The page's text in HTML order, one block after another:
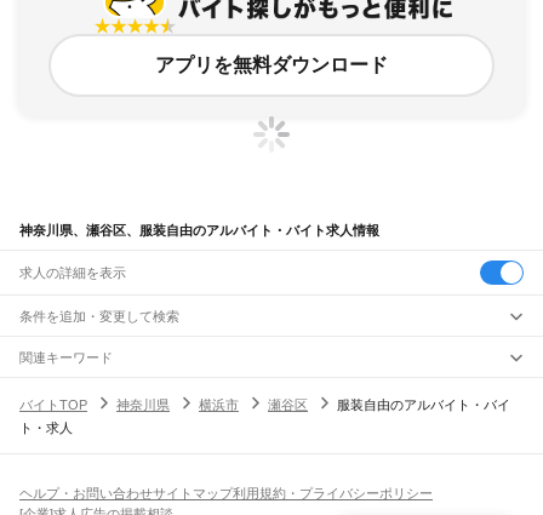
アプリを無料ダウンロード
神奈川県、瀬谷区、服装自由のアルバイト・バイト求人情報
求人の詳細を表示
条件を追加・変更して検索
市区町村を追加・変更
神奈川県
すべて
横浜市
川崎市すべて
駅を追加・変更
職種を追加・変更
飲食・フードサービスすべて
ホールスタッフキッチンスタッフ
人気
関連キーワード
神奈川県 横浜市 神奈川区 髪型自由
神奈川県 横浜市 瀬谷区 雑貨
神奈川県 横浜市 瀬谷区 高校生可
バイトTOP 神奈川県 横浜市 瀬谷区
服装自由のアルバイト・バイ
ト・求人
ヘルプ・お問い合わせサイトマップ利用規約・プライバシーポリシー